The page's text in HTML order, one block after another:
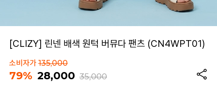
[CLIZY] 린넨 배색 원턱 버뮤다 팬츠 (CN4WPT01)
소비자가135,000
79% 28,000 35,000